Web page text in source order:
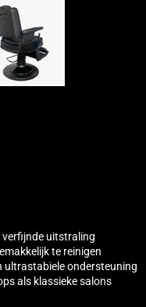
verfijnde uitstraling
te reinigen
ultrastabiele ondersteuning
als klassieke salons